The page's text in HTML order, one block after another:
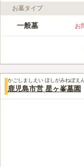
ライフドット編集部のコ
新生田上霊園
あり、お墓参
ることができま
口コミ評価
みんなの評価
お墓タイプ
一般墓 お
かごしましえい ほしがみねぼえ
鹿児島市営 星ヶ峯墓園